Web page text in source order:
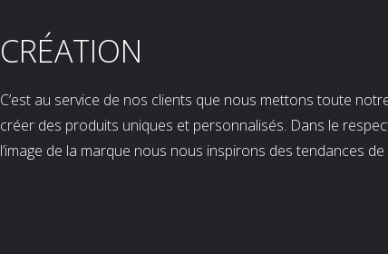
CRÉATION
C’est au service de nos clients que nous mettons toute
créer des produits uniques et personnalisés. Dans le
l’image de la marque nous nous inspirons des tendances de